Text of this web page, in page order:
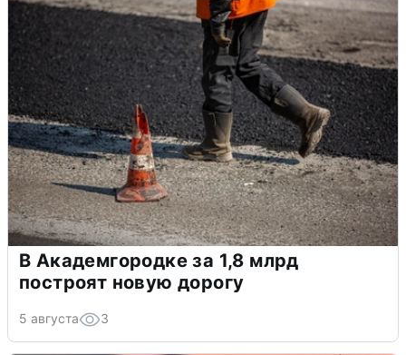
В Академгородке за 1,8 млрд
построят новую дорогу
5 августа 3